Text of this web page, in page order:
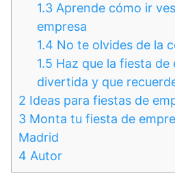
1.3 Aprende cómo ir
empresa
1.4 No te olvides de la
1.5 Haz que la fiesta de
divertida y que
2 Ideas para fiestas de
3 Monta tu fiesta de
Madrid
4 Autor